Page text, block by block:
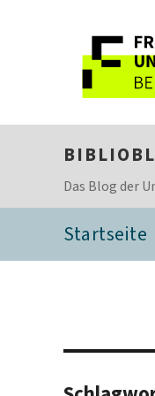
Das Blog der
Startseite